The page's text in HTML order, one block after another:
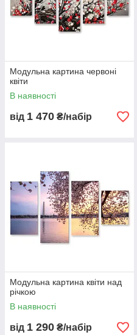
Модульна картина червоні
квіти
В наявності
від 1 470 ₴/набір
Модульна картина квіти над
річкою
В наявності
від 1 290 ₴/набір